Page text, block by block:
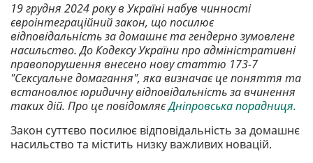
19 грудня 2024 року в Україні набув чинності
євроінтеграційний закон, що посилює
відповідальність за домашнє та гендерно зумовлене
насильство. До Кодексу України про адміністративні
правопорушення внесено нову статтю 173-7
"Сексуальне домагання", яка визначає це поняття та
встановлює юридичну відповідальність за вчинення
таких дій. Про це повідомляєДніпровська порадниця.
Закон суттєво посилює відповідальність за домашнє
насильство та містить низку важливих новацій.